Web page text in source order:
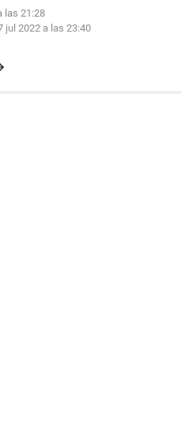
las 21:28
jul 2022 a las 23:40